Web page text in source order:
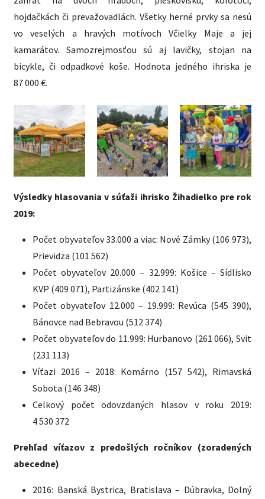
hojdačkách či prevažovadlách. Všetky herné prvky sa nesú
vo veselých a hravých motívoch Včielky Maje a jej
kamarátov. Samozrejmosťou sú aj lavičky, stojan na
bicykle, či odpadkové koše. Hodnota jedného ihriska je
87 000 €.
Výsledky hlasovania v súťaži ihrisko Žihadielko pre rok
2019:
Počet obyvateľov 33.000 a viac: Nové Zámky (106 973),
Prievidza (101 562)
Počet obyvateľov 20.000 – 32.999: Košice – Sídlisko
KVP (409 071), Partizánske (402 141)
Počet obyvateľov 12.000 – 19.999: Revúca (545 390),
Bánovce nad Bebravou (512 374)
Počet obyvateľov do 11.999: Hurbanovo (261 066), Svit
(231 113)
Víťazi 2016 – 2018: Komárno (157 542), Rimavská
Sobota (146 348)
Celkový počet odovzdaných hlasov v roku 2019:
4 530 372
Prehľad víťazov z predošlých ročníkov (zoradených
abecedne)
2016: Banská Bystrica, Bratislava – Dúbravka, Dolný